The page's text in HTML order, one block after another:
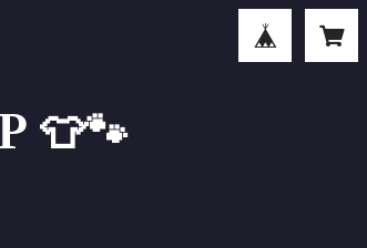
👕🐾